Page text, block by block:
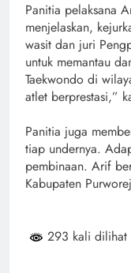
Panitia pelaksana
menjelaskan,
wasit dan juri
untuk memantau
Taekwondo di
atlet berprestasi,”
Panitia juga
tiap undernya.
pembinaan. Arif
Kabupaten
293 kali dilihat